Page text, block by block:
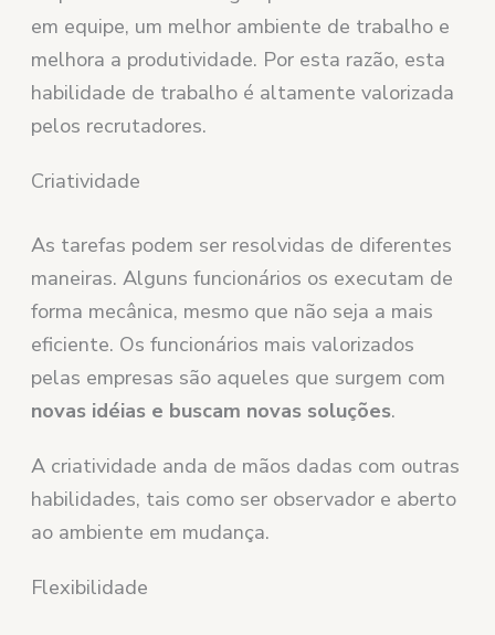
em equipe, um melhor ambiente de trabalho e
melhora a produtividade. Por esta razão, esta
habilidade de trabalho é altamente valorizada
pelos recrutadores.
Criatividade
As tarefas podem ser resolvidas de diferentes
maneiras. Alguns funcionários os executam de
forma mecânica, mesmo que não seja a mais
eficiente. Os funcionários mais valorizados
pelas empresas são aqueles que surgem com
novas idéias e buscam novas soluções.
A criatividade anda de mãos dadas com outras
habilidades, tais como ser observador e aberto
ao ambiente em mudança.
Flexibilidade